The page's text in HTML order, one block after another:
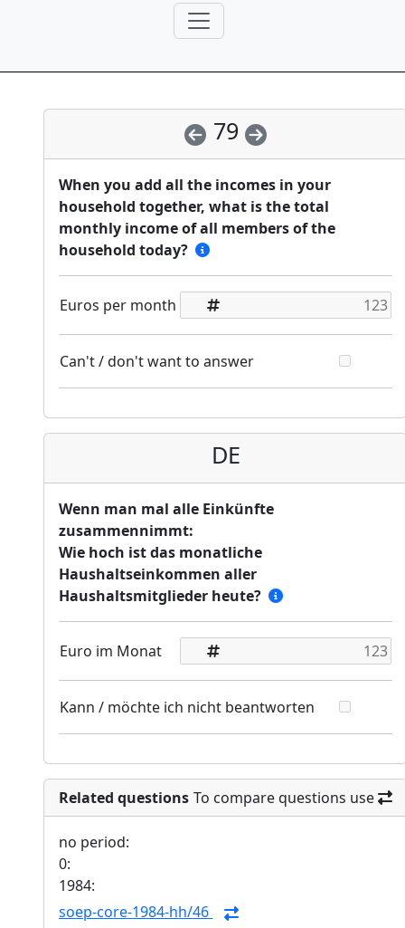
79
When you add all the incomes in your
household together, what is the total
monthly income of all members of the
household today?
Euros per month
Can't / don't want to answer
DE
Wenn man mal alle Einkünfte
zusammennimmt:
Wie hoch ist das monatliche
Haushaltseinkommen aller
Haushaltsmitglieder heute?
Euro im Monat
Kann / möchte ich nicht beantworten
Related questions To compare questions use
no period:
0:
1984:
soep-core-1984-hh/46